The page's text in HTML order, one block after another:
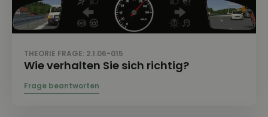
THEORIE FRAGE: 2.1.06-015
Wie verhalten Sie sich richtig?